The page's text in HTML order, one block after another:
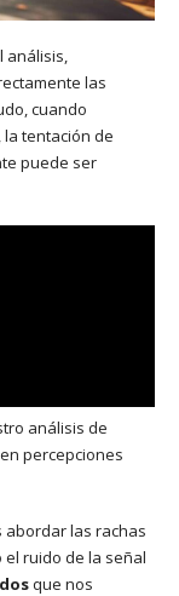
análisis,
las
cuando
tentación de
puede ser
análisis de
percepciones
abordar las rachas
ruido de la señal
que nos